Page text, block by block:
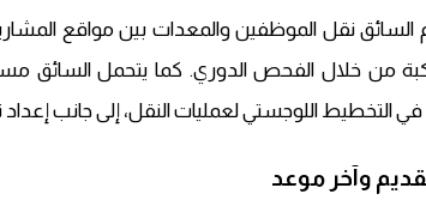
نقل الموظفين والمعدات بين مواقع المشاريع
من خلال الفحص الدوري. كما يتحمل السائق
التخطيط اللوجستي لعمليات النقل، إلى جانب إعداد
وآخر موعد